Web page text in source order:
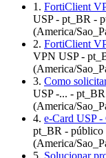
1. FortiClient
USP - pt_BR -
(America/
2. FortiClient
VPN USP -
(America/
3. Como
USP -... -
(America/
4. e-Card USP
pt_BR - público
(America/